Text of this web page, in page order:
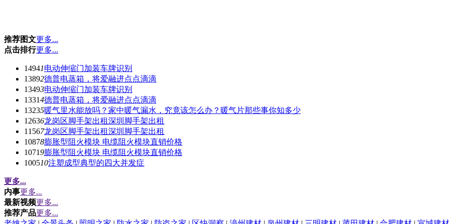
推荐图文更多...
点击排行更多...
14941电动伸缩门加装车牌识别
13892德普电蒸箱，将爱融进点点滴滴
13493电动伸缩门加装车牌识别
13314德普电蒸箱，将爱融进点点滴滴
13235暖气里水能放吗？家中暖气漏水，究竟该怎么办？暖气片那些事你知多少
12636龙岗区脚手架出租深圳脚手架出租
11567龙岗区脚手架出租深圳脚手架出租
10878膨胀型阻火模块 电缆阻火模块直销价格
10719膨胀型阻火模块 电缆阻火模块直销价格
100510注塑成型典型的四大并发症
更多...
内事更多...
最新视频更多...
推荐产品更多...